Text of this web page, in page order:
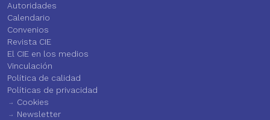
Autoridades
Calendario
Convenios
Revista CIE
El CIE en los medios
Vinculación
Política de calidad
Políticas de privacidad
Cookies
Newsletter